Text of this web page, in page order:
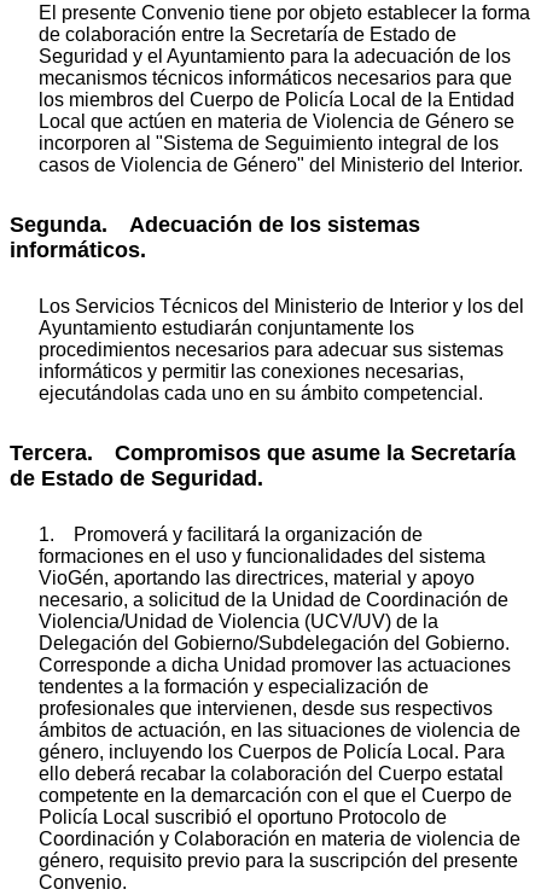
El presente Convenio tiene por objeto establecer la forma
de colaboración entre la Secretaría de Estado de
Seguridad y el Ayuntamiento para la adecuación de los
mecanismos técnicos informáticos necesarios para que
los miembros del Cuerpo de Policía Local de la Entidad
Local que actúen en materia de Violencia de Género se
incorporen al "Sistema de Seguimiento integral de los
casos de Violencia de Género" del Ministerio del Interior.
Segunda. Adecuación de los sistemas
informáticos.
Los Servicios Técnicos del Ministerio de Interior y los del
Ayuntamiento estudiarán conjuntamente los
procedimientos necesarios para adecuar sus sistemas
informáticos y permitir las conexiones necesarias,
ejecutándolas cada uno en su ámbito competencial.
Tercera. Compromisos que asume la Secretaría
de Estado de Seguridad.
1. Promoverá y facilitará la organización de
formaciones en el uso y funcionalidades del sistema
VioGén, aportando las directrices, material y apoyo
necesario, a solicitud de la Unidad de Coordinación de
Violencia/Unidad de Violencia (UCV/UV) de la
Delegación del Gobierno/Subdelegación del Gobierno.
Corresponde a dicha Unidad promover las actuaciones
tendentes a la formación y especialización de
profesionales que intervienen, desde sus respectivos
ámbitos de actuación, en las situaciones de violencia de
género, incluyendo los Cuerpos de Policía Local. Para
ello deberá recabar la colaboración del Cuerpo estatal
competente en la demarcación con el que el Cuerpo de
Policía Local suscribió el oportuno Protocolo de
Coordinación y Colaboración en materia de violencia de
género, requisito previo para la suscripción del presente
Convenio.